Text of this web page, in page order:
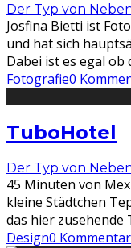
Der Typ von
Josfina Bietti ist
und hat sich
Dabei ist es egal ob
Fotografie0
TuboHotel
Der Typ von
45 Minuten von
kleine Städtchen
das hier zusehende
Design0